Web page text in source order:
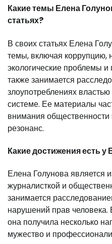
Какие темы Елена
статьях?
В своих статьях Елена
темы, включая коррупцию,
экологические проблемы
также занимается
злоупотреблениях
системе. Ее материалы
внимания
резонанс.
Какие достижения есть
Елена Голунова является
журналисткой и
занимается
нарушений прав человека.
она получила несколько
мужество и